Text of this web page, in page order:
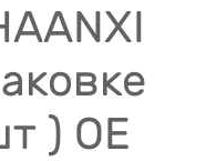
) OE